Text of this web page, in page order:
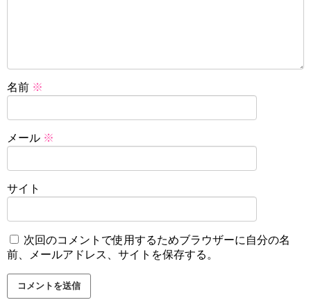
名前 ※
メール ※
サイト
次回のコメントで使用するためブラウザーに自分の名
前、メールアドレス、サイトを保存する。